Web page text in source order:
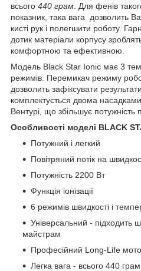
всього 440 грам . Для фенів
показник, така вага дозволить
кисті рук і полегшити роботу.
дотик матеріали корпусу
комфортною та ефективною.
Модель Black Star Ionic має 3
режимів. Перемикач режиму
дозволить зафіксувати
комплектується двома
Вентурі, що збільшує потужність
Особливості моделі BLACK
Потужний і легкий
Повітряний потік на
Потужність 2200 Вт
Функція іонізації
6 режимів швидкості і
Універсальний - підходить
майстрам
Професійний Long-Life
Легка вага - всього 440 грам